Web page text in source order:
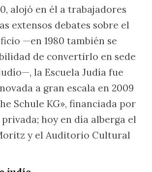
alojó en él a trabajadores
extensos debates sobre el
—en 1980 también se
de convertirlo en sede
la Escuela Judía fue
a gran escala en 2009
Schule KG», financiada por
hoy en día alberga el
y el Auditorio Cultural